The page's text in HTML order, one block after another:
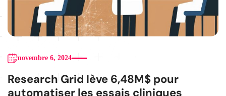
novembre 6, 2024
Research Grid lève 6,48M$ pour
automatiser les essais cliniques